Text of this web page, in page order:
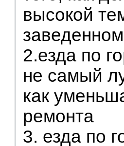
высокой
2.езда по
не самый
как
ремонта
3. езда по